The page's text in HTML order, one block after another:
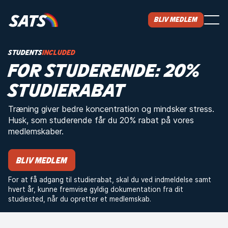
Bliv medlem
STUDENTSINCLUDED
FOR STUDERENDE: 20%
STUDIERABAT
Træning giver bedre koncentration og mindsker stress.
Husk, som studerende får du 20% rabat på vores
medlemskaber.
Bliv medlem
For at få adgang til studierabat, skal du ved indmeldelse samt
hvert år, kunne fremvise gyldig dokumentation fra dit
studiested, når du opretter et medlemskab.